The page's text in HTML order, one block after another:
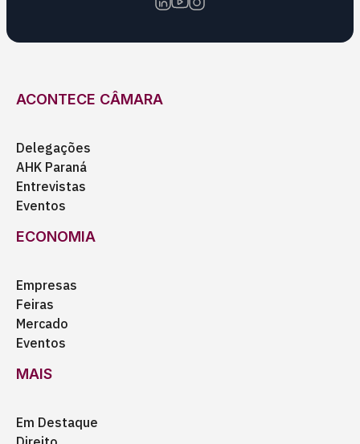
ACONTECE CÂMARA
Delegações
AHK Paraná
Entrevistas
Eventos
ECONOMIA
Empresas
Feiras
Mercado
Eventos
MAIS
Em Destaque